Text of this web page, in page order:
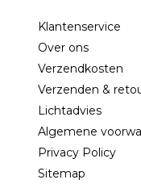
Klantenservice
Over ons
Verzendkosten
Verzenden &
Lichtadvies
Algemene
Privacy Policy
Sitemap